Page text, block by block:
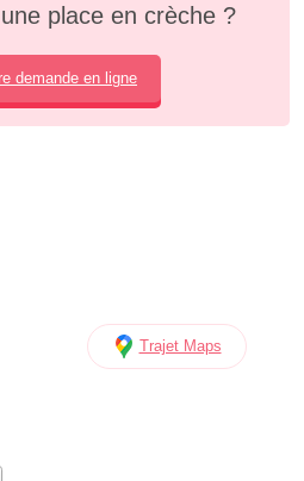
place en crèche ?
demande en ligne
Trajet Maps